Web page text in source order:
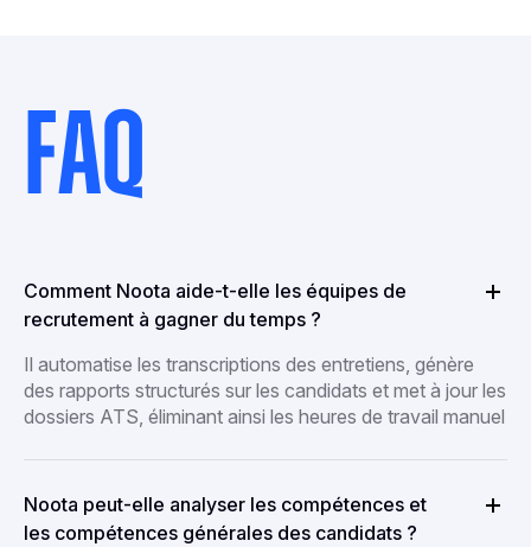
FAQ
Comment Noota aide-t-elle les équipes de
recrutement à gagner du temps ?
Il automatise les transcriptions des entretiens, génère
des rapports structurés sur les candidats et met à jour les
dossiers ATS, éliminant ainsi les heures de travail manuel
Noota peut-elle analyser les compétences et
les compétences générales des candidats ?